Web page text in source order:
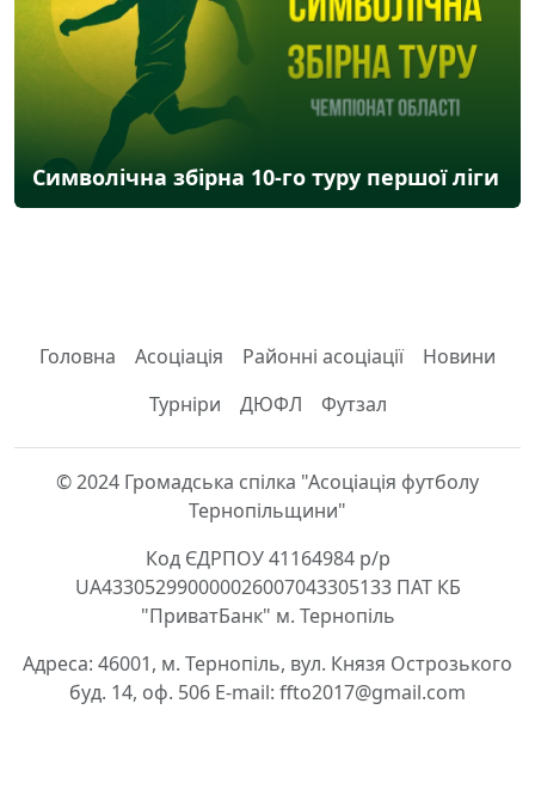
Символічна збірна 10-го туру першої ліги
Головна Асоціація Районні асоціації
Новини
Турніри
ДЮФЛ Футзал
© 2024 Громадська спілка "Асоціація футболу
Тернопільщини"
Код ЄДРПОУ 41164984 р/р
UA433052990000026007043305133 ПАТ КБ
"ПриватБанк" м. Тернопіль
Адреса: 46001, м. Тернопіль, вул. Князя Острозького
буд. 14, оф. 506 E-mail: ffto2017@gmail.com